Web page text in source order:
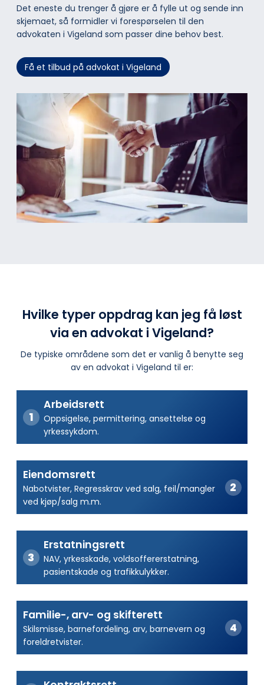
Det eneste du trenger å gjøre er å fylle ut og sende inn
skjemaet, så formidler vi forespørselen til den
advokaten i Vigeland som passer dine behov best.
Få et tilbud på advokat i Vigeland
Hvilke typer oppdrag kan jeg få løst
via en advokat i Vigeland?
De typiske områdene som det er vanlig å benytte seg
av en advokat i Vigeland til er:
Arbeidsrett
Oppsigelse, permittering, ansettelse og
yrkessykdom.
Eiendomsrett
Nabotvister, Regresskrav ved salg, feil/mangler
ved kjøp/salg m.m.
Erstatningsrett
NAV, yrkesskade, voldsoffererstatning,
pasientskade og trafikkulykker.
Familie-, arv- og skifterett
Skilsmisse, barnefordeling, arv, barnevern og
foreldretvister.